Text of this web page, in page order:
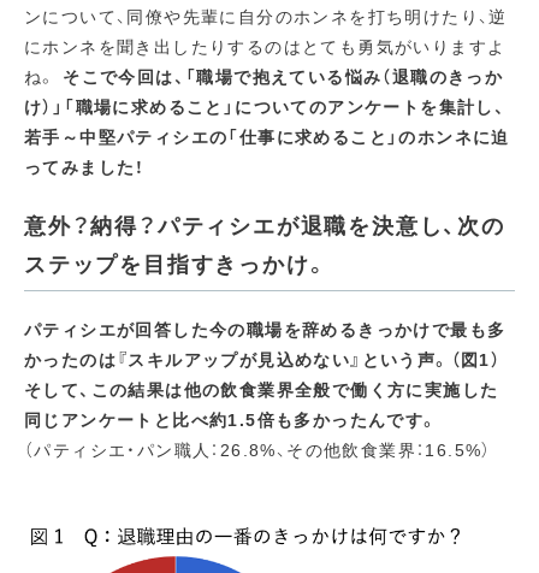
ンについて、同僚や先輩に自分のホンネを打ち明けたり、逆
にホンネを聞き出したりするのはとても勇気がいりますよ
ね。 そこで今回は、「職場で抱えている悩み（退職のきっか
け）」「職場に求めること」についてのアンケートを集計し、
若手～中堅パティシエの「仕事に求めること」のホンネに迫
ってみました！
意外？納得？パティシエが退職を決意し、次の
ステップを目指すきっかけ。
パティシエが回答した今の職場を辞めるきっかけで最も多
かったのは『スキルアップが見込めない』という声。（図1）
そして、この結果は他の飲食業界全般で働く方に実施した
同じアンケートと比べ約1.5倍も多かったんです。
（パティシエ・パン職人：26.8%、その他飲食業界：16.5%）